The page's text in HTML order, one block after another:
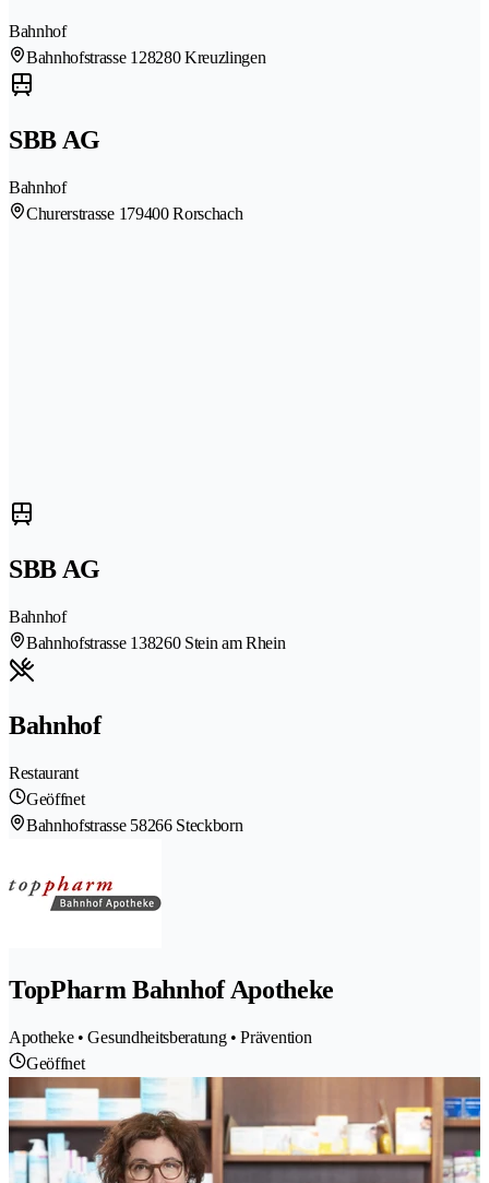
Bahnhof
Bahnhofstrasse 128280 Kreuzlingen
SBB AG
Bahnhof
Churerstrasse 179400 Rorschach
SBB AG
Bahnhof
Bahnhofstrasse 138260 Stein am Rhein
Bahnhof
Restaurant
Geöffnet
Bahnhofstrasse 58266 Steckborn
TopPharm Bahnhof Apotheke
Apotheke • Gesundheitsberatung • Prävention
Geöffnet